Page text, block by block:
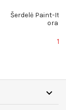
Šerdelė Paint-It
